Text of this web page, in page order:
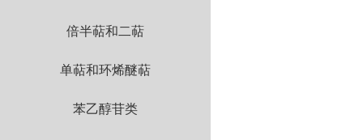
倍半萜和二萜
单萜和环烯醚萜
苯乙醇苷类